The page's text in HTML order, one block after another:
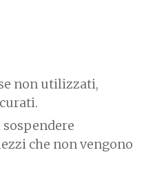
non utilizzati,
che non vengono